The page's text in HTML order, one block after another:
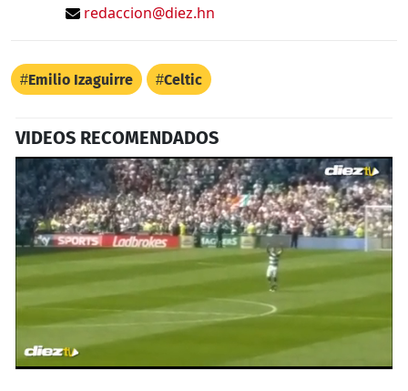
redaccion@diez.hn
Emilio Izaguirre Celtic
VIDEOS RECOMENDADOS